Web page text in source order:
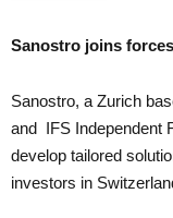
Sanostro joins
Sanostro, a Zurich
and IFS Independent
develop tailored
investors in